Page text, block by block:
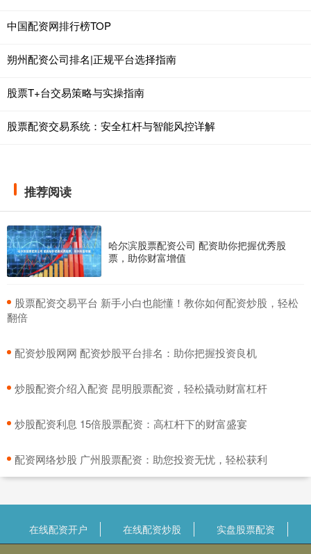
中国配资网排行榜TOP
朔州配资公司排名|正规平台选择指南
股票T+台交易策略与实操指南
股票配资交易系统：安全杠杆与智能风控详解
推荐阅读
哈尔滨股票配资公司 配资助你把握优秀股
票，助你财富增值
​股票配资交易平台 新手小白也能懂！教你如何配资炒股，轻松
翻倍
​配资炒股网网 配资炒股平台排名：助你把握投资良机
​炒股配资介绍入配资 昆明股票配资，轻松撬动财富杠杆
​炒股配资利息 15倍股票配资：高杠杆下的财富盛宴
​配资网络炒股 广州股票配资：助您投资无忧，轻松获利
在线配资开户 在线配资炒股 实盘股票配资